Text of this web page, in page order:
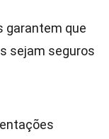
garantem que
sejam seguros